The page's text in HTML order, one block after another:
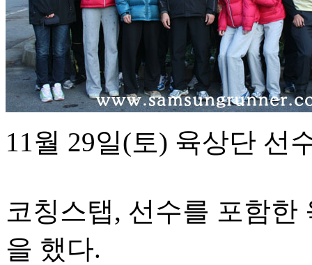
11월 29일(토) 육상단 선
코칭스탭, 선수를 포함한
을 했다.